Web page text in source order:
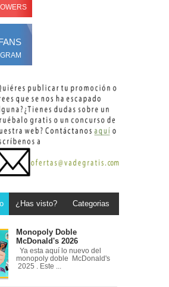
¿Has visto? Categorias
Monopoly Doble
McDonald's 2026
Ya esta aquí lo nuevo del
monopoly doble McDonald's
2025 . Este ...